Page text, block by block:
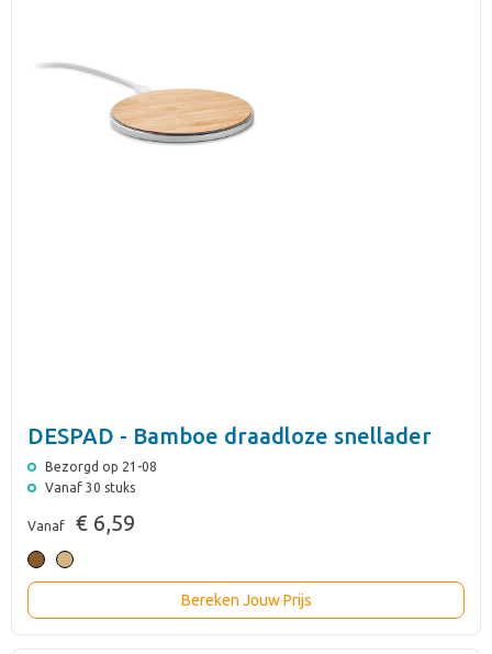
DESPAD - Bamboe draadloze snellader
Bezorgd op 21-08
Vanaf 30 stuks
Vanaf € 6,59
Bereken Jouw Prijs